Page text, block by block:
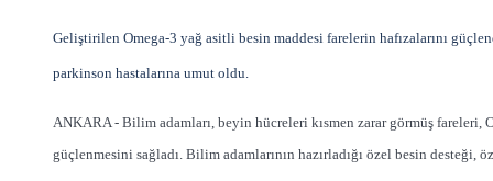
Geliştirilen Omega-3 yağ asitli besin maddesi farelerin hafızalarını
parkinson hastalarına umut oldu.
ANKARA - Bilim adamları, beyin hücreleri kısmen zarar görmüş
güçlenmesini sağladı. Bilim adamlarının hazırladığı özel besin